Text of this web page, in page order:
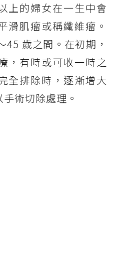
上的婦女在一生中會
滑肌瘤或稱纖維瘤。
45 歲之間。在初期，
，有時或可收一時之
全排除時，逐漸增大
術切除處理。